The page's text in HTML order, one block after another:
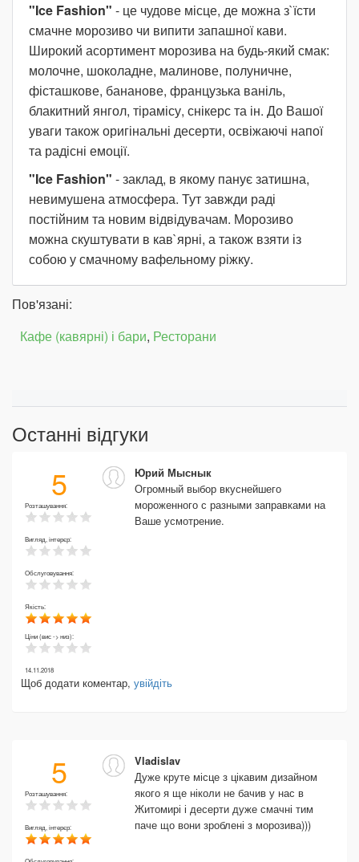
"Ice Fashion" - це чудове місце, де можна з`їсти
смачне морозиво чи випити запашної кави.
Широкий асортимент морозива на будь-який смак:
молочне, шоколадне, малинове, полуничне,
фісташкове, бананове, французька ваніль,
блакитний янгол, тірамісу, снікерс та ін. До Вашої
уваги також оригінальні десерти, освіжаючі напої
та радісні емоції.
"Ice Fashion" - заклад, в якому панує затишна,
невимушена атмосфера. Тут завжди раді
постійним та новим відвідувачам. Морозиво
можна скуштувати в кав`ярні, а також взяти із
собою у смачному вафельному ріжку.
Пов'язані:
Кафе (кавярні) і бари, Ресторани
Останні відгуки
5
Розташування:
Вигляд, інтерєр:
Обслуговування:
Якість:
Ціни (вис -> низ):
Юрий Мыснык
Огромный выбор вкуснейшего
мороженного с разными заправками на
Ваше усмотрение.
14.11.2018
Щоб додати коментар, увійдіть
5
Розташування:
Вигляд, інтерєр:
Vladislav
Дуже круте місце з цікавим дизайном
якого я ще ніколи не бачив у нас в
Житомирі і десерти дуже смачні тим
паче що вони зроблені з морозива)))